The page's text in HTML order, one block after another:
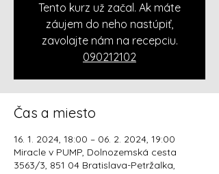
Tento kurz už začal. Ak máte
záujem do neho nastúpiť,
zavolajte nám na recepciu.
090212102
Čas a miesto
16. 1. 2024, 18:00 – 06. 2. 2024, 19:00
Miracle v PUMP, Dolnozemská cesta
3563/3, 851 04 Bratislava-Petržalka,